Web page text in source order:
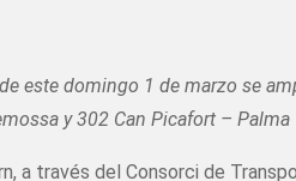
este domingo 1 de marzo se
y 302 Can Picafort – Palma
a través del Consorci de